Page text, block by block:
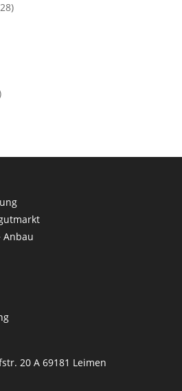
Anbau
20 A 69181 Leimen